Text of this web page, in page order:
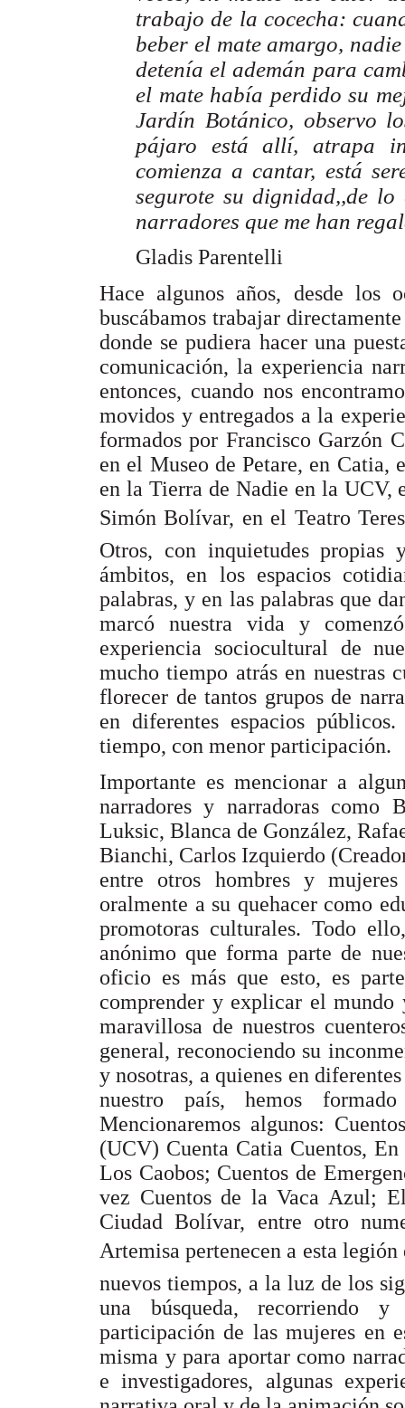
trabajo de la cocecha:
beber el mate amargo,
detenía el ademán para
el mate había perdido su
Jardín Botánico, observo
pájaro está allí, atrapa
comienza a cantar, está
segurote su dignidad,,de
narradores que me han
Gladis Parentelli
Hace algunos años, desde los
buscábamos trabajar
donde se pudiera hacer una
comunicación, la experiencia
entonces, cuando nos
movidos y entregados a la
formados por Francisco Garzón
en el Museo de Petare, en Catia,
en la Tierra de Nadie en la UCV,
Simón Bolívar, en el Teatro
Otros, con inquietudes propias
ámbitos, en los espacios
palabras, y en las palabras que
marcó nuestra vida y
experiencia sociocultural de
mucho tiempo atrás en nuestras
florecer de tantos grupos de
en diferentes espacios
tiempo, con menor participación.
Importante es mencionar a
narradores y narradoras como
Luksic, Blanca de González,
Bianchi, Carlos Izquierdo
entre otros hombres y
oralmente a su quehacer como
promotoras culturales. Todo
anónimo que forma parte de
oficio es más que esto, es
comprender y explicar el
maravillosa de nuestros
general, reconociendo su
y nosotras, a quienes en
nuestro país, hemos
Mencionaremos algunos:
(UCV) Cuenta Catia Cuentos,
Los Caobos; Cuentos de
vez Cuentos de la Vaca Azul;
Ciudad Bolívar, entre otro
Artemisa pertenecen a esta
nuevos tiempos, a la luz de los
una búsqueda, recorriendo
participación de las mujeres en
misma y para aportar como
e investigadores, algunas